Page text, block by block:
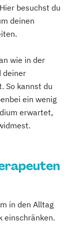
besuchst du
deinen
wie in der
deiner
So kannst du
ein wenig
erwartet,
in den Alltag
einschränken.